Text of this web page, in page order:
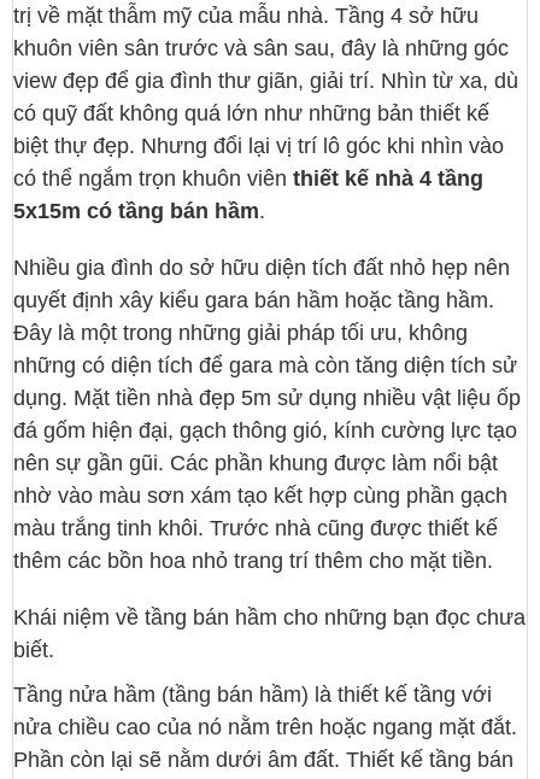
trị về mặt thẫm mỹ của mẫu nhà. Tầng 4 sở hữu
khuôn viên sân trước và sân sau, đây là những góc
view đẹp để gia đình thư giãn, giải trí. Nhìn từ xa, dù
có quỹ đất không quá lớn như những bản thiết kế
biệt thự đẹp. Nhưng đổi lại vị trí lô góc khi nhìn vào
có thể ngắm trọn khuôn viên thiết kế nhà 4 tầng
5x15m có tầng bán hầm.
Nhiều gia đình do sở hữu diện tích đất nhỏ hẹp nên
quyết định xây kiểu gara bán hầm hoặc tầng hầm.
Đây là một trong những giải pháp tối ưu, không
những có diện tích để gara mà còn tăng diện tích sử
dụng. Mặt tiền nhà đẹp 5m sử dụng nhiều vật liệu ốp
đá gốm hiện đại, gạch thông gió, kính cường lực tạo
nên sự gần gũi. Các phần khung được làm nổi bật
nhờ vào màu sơn xám tạo kết hợp cùng phần gạch
màu trắng tinh khôi. Trước nhà cũng được thiết kế
thêm các bồn hoa nhỏ trang trí thêm cho mặt tiền.
Khái niệm về tầng bán hầm cho những bạn đọc chưa
biết.
Tầng nửa hầm (tầng bán hầm) là thiết kế tầng với
nửa chiều cao của nó nằm trên hoặc ngang mặt đắt.
Phần còn lại sẽ nằm dưới âm đất. Thiết kế tầng bán